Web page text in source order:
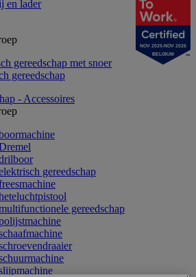
en lader
gereedschap met snoer
gereedschap
- Accessoires
gereedschap
gereedschap
NOV 2025-NOV 2026
BELGIUM